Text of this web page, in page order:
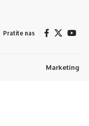
Pratite nas
Marketing